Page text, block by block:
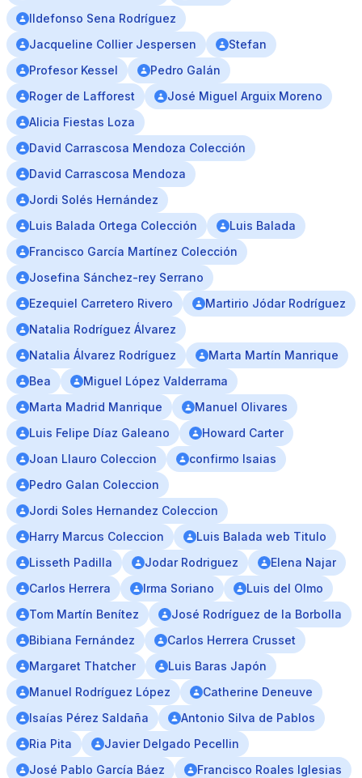
Ildefonso Sena Rodríguez
Jacqueline Collier Jespersen
Stefan
Profesor Kessel
Pedro Galán
Roger de Lafforest
José Miguel Arguix Moreno
Alicia Fiestas Loza
David Carrascosa Mendoza Colección
David Carrascosa Mendoza
Jordi Solés Hernández
Luis Balada Ortega Colección
Luis Balada
Francisco García Martínez Colección
Josefina Sánchez-rey Serrano
Ezequiel Carretero Rivero
Martirio Jódar Rodríguez
Natalia Rodríguez Álvarez
Natalia Álvarez Rodríguez
Marta Martín Manrique
Bea
Miguel López Valderrama
Marta Madrid Manrique
Manuel Olivares
Luis Felipe Díaz Galeano
Howard Carter
Joan Llauro Coleccion
confirmo Isaias
Pedro Galan Coleccion
Jordi Soles Hernandez Coleccion
Harry Marcus Coleccion
Luis Balada web Titulo
Lisseth Padilla
Jodar Rodriguez
Elena Najar
Carlos Herrera
Irma Soriano
Luis del Olmo
Tom Martín Benítez
José Rodríguez de la Borbolla
Bibiana Fernández
Carlos Herrera Crusset
Margaret Thatcher
Luis Baras Japón
Manuel Rodríguez López
Catherine Deneuve
Isaías Pérez Saldaña
Antonio Silva de Pablos
Ria Pita
Javier Delgado Pecellin
José Pablo García Báez
Francisco Roales Iglesias